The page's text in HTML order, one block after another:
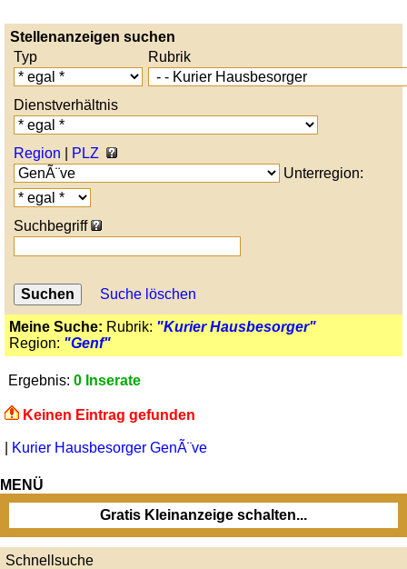
Stellenanzeigen suchen
Typ
Rubrik
Dienstverhältnis
Region
PLZ
Unterregion:
Suchbegriff
Suche löschen
Meine Suche: Rubrik: "Kurier Hausbesorger"
Region: "Genf"
Ergebnis: 0 Inserate
Keinen Eintrag gefunden
Kurier Hausbesorger GenÃ¨ve
MENÜ
Gratis Kleinanzeige schalten...
Schnellsuche